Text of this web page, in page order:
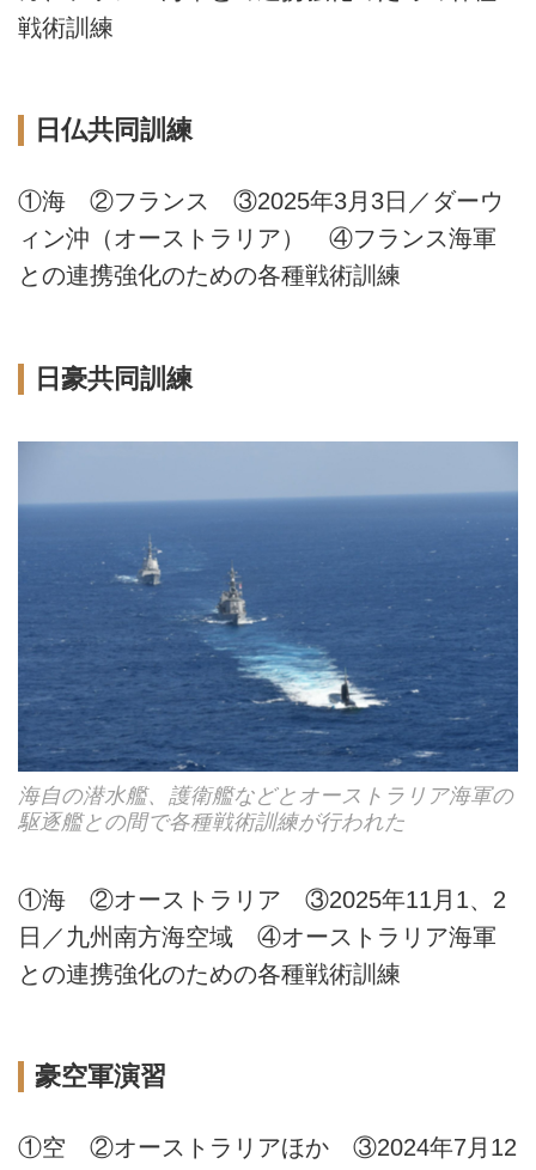
戦術訓練
日仏共同訓練
①海 ②フランス ③2025年3月3日／ダーウ
ィン沖（オーストラリア） ④フランス海軍
との連携強化のための各種戦術訓練
日豪共同訓練
海自の潜水艦、護衛艦などとオーストラリア海軍の
駆逐艦との間で各種戦術訓練が行われた
①海 ②オーストラリア ③2025年11月1、2
日／九州南方海空域 ④オーストラリア海軍
との連携強化のための各種戦術訓練
豪空軍演習
①空 ②オーストラリアほか ③2024年7月12